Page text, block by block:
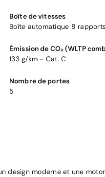
Boîte de vitesses
Boîte automatique 8
Émission de CO₂ (WLTP
133 g/km - Cat. C
Nombre de portes
5
design moderne et une